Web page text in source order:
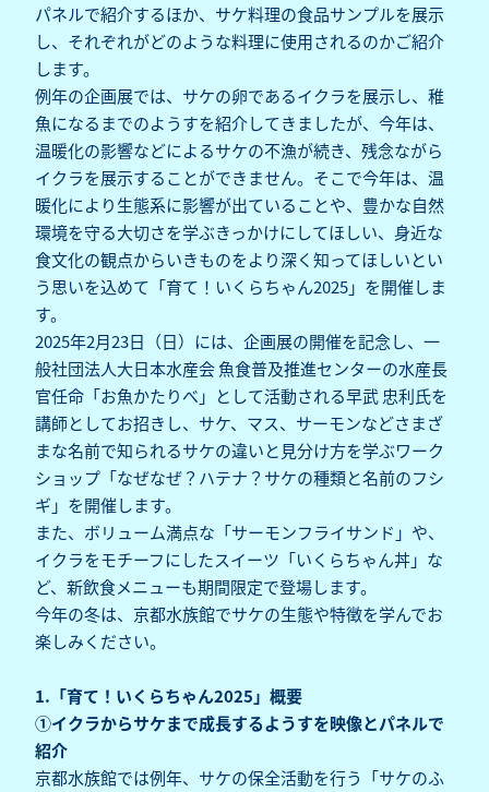
パネルで紹介するほか、サケ料理の食品サンプルを展示
し、それぞれがどのような料理に使用されるのかご紹介
します。
例年の企画展では、サケの卵であるイクラを展示し、稚
魚になるまでのようすを紹介してきましたが、今年は、
温暖化の影響などによるサケの不漁が続き、残念ながら
イクラを展示することができません。そこで今年は、温
暖化により生態系に影響が出ていることや、豊かな自然
環境を守る大切さを学ぶきっかけにしてほしい、身近な
食文化の観点からいきものをより深く知ってほしいとい
う思いを込めて「育て！いくらちゃん2025」を開催しま
す。
2025年2月23日（日）には、企画展の開催を記念し、一
般社団法人大日本水産会 魚食普及推進センターの水産長
官任命「お魚かたりべ」として活動される早武 忠利氏を
講師としてお招きし、サケ、マス、サーモンなどさまざ
まな名前で知られるサケの違いと見分け方を学ぶワーク
ショップ「なぜなぜ？ハテナ？サケの種類と名前のフシ
ギ」を開催します。
また、ボリューム満点な「サーモンフライサンド」や、
イクラをモチーフにしたスイーツ「いくらちゃん丼」な
ど、新飲食メニューも期間限定で登場します。
今年の冬は、京都水族館でサケの生態や特徴を学んでお
楽しみください。
1.「育て！いくらちゃん2025」概要
①イクラからサケまで成長するようすを映像とパネルで
紹介
京都水族館では例年、サケの保全活動を行う「サケのふ